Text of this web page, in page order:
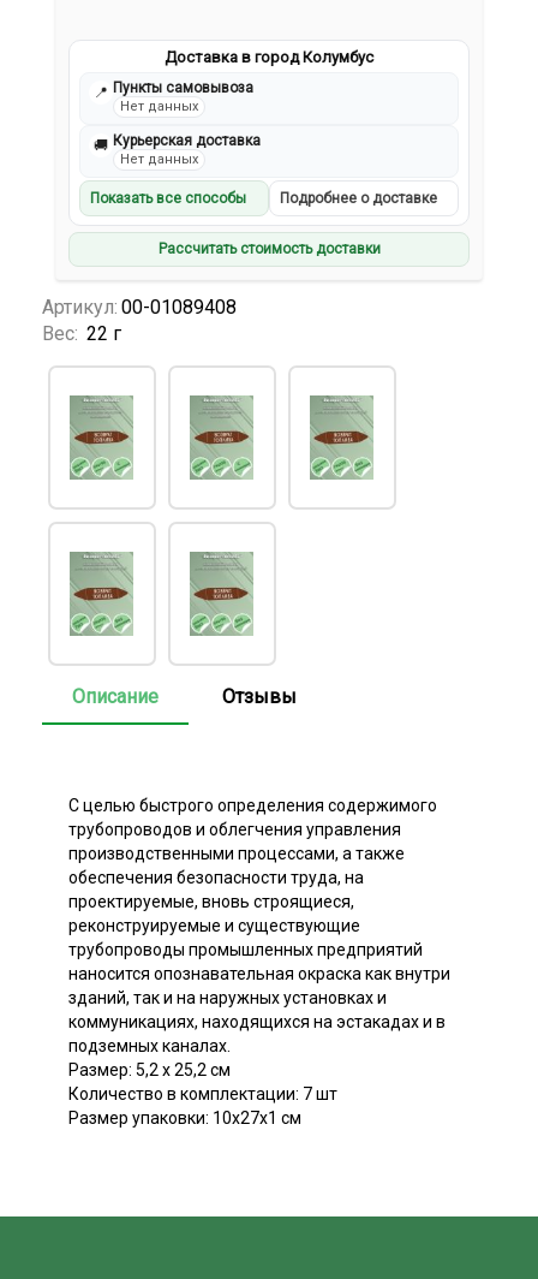
Доставка в город Колумбус
📍 Пункты самовывоза
Нет данных
🚚 Курьерская доставка
Нет данных
Показать все способы Подробнее о доставке
Рассчитать стоимость доставки
Артикул: 00-01089408
Вес: 22 г
Описание Отзывы
С целью быстрого определения содержимого
трубопроводов и облегчения управления
производственными процессами, а также
обеспечения безопасности труда, на
проектируемые, вновь строящиеся,
реконструируемые и существующие
трубопроводы промышленных предприятий
наносится опознавательная окраска как внутри
зданий, так и на наружных установках и
коммуникациях, находящихся на эстакадах и в
подземных каналах.
Размер: 5,2 х 25,2 см
Количество в комплектации: 7 шт
Размер упаковки: 10х27х1 см